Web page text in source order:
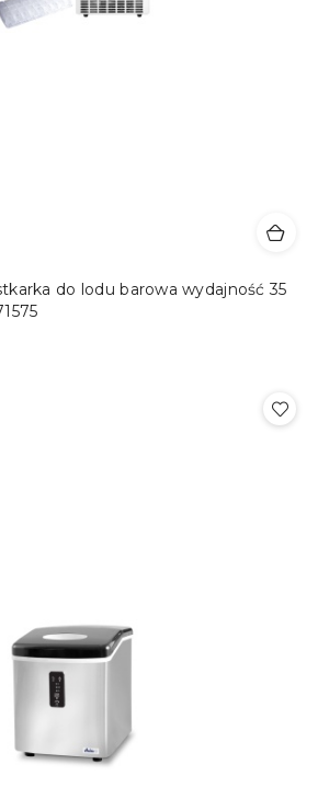
do lodu barowa wydajność 35